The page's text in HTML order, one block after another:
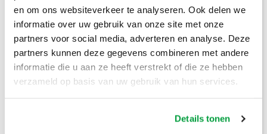
en om ons websiteverkeer te analyseren. Ook delen we
informatie over uw gebruik van onze site met onze
partners voor social media, adverteren en analyse. Deze
partners kunnen deze gegevens combineren met andere
informatie die u aan ze heeft verstrekt of die ze hebben
verzameld op basis van uw gebruik van hun services.
Details tonen
Groenafval €194,-
Grofvuil €304,-
Dakafval €694,-